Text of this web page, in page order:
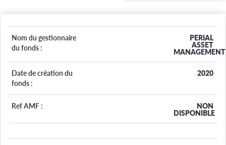
Nom du gestionnaire
du fonds :
PERIAL
ASSET
MANAGEMENT
Date de création du
fonds :
2020
Ref AMF :
NON
DISPONIBLE